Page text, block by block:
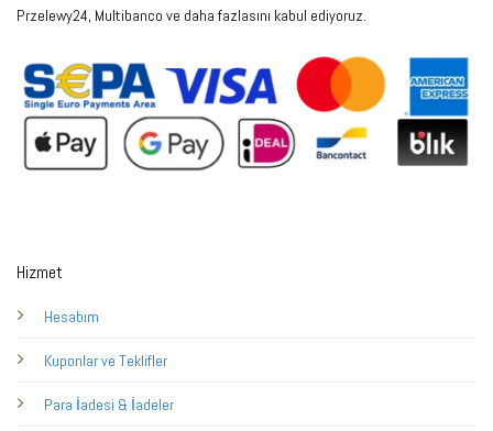
Hizmet
Hesabım
Kuponlar ve Teklifler
Para İadesi & İadeler
Przelewy24, Multibanco ve daha fazlasını kabul ediyoruz.